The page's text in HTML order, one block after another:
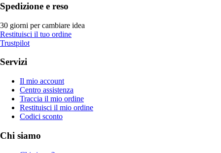
Spedizione e reso
30 giorni per cambiare idea
Restituisci il tuo ordine
Trustpilot
Servizi
Il mio account
Centro assistenza
Traccia il mio ordine
Restituisci il mio ordine
Codici sconto
Chi siamo